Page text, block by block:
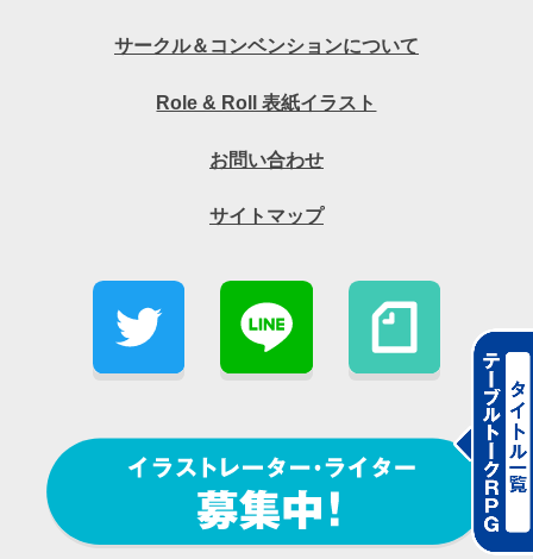
サークル＆コンベンションについて
Role & Roll 表紙イラスト
お問い合わせ
サイトマップ